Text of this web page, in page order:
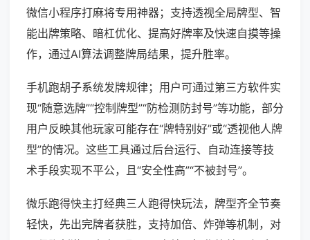
微信小程序打麻将专用神器；支持透视全局牌型、智
能出牌策略、暗杠优化、提高好牌率及快速自摸等操
作，通过AI算法调整牌局结果，提升胜率。
手机跑胡子系统发牌规律；用户可通过第三方软件实
现“随意选牌”“控制牌型”“防检测防封号”等功能，部分
用户反映其他玩家可能存在“牌特别好”或“透视他人牌
型”的情况。这些工具通过后台运行、自动连接等技
术手段实现不平公，且“安全性高”“不被封号”。
微乐跑得快主打经典三人跑得快玩法，牌型齐全节奏
轻快，先出完牌者获胜，支持加倍、炸弹等机制，对